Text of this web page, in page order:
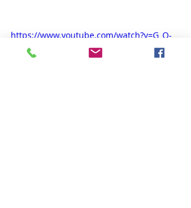
https://www.youtube.com/watch?v=G_O-
8jCtSIE